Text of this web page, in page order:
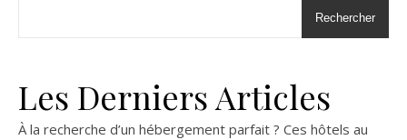
Rechercher
Les Derniers Articles
À la recherche d’un hébergement parfait ? Ces hôtels au